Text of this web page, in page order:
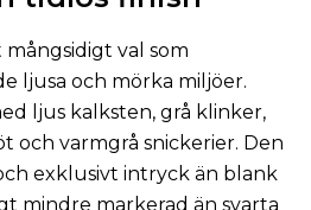
val som
ljusa och mörka miljöer.
ljus kalksten, grå klinker,
och varmgrå snickerier. Den
exklusivt intryck än blank
mindre markerad än svarta